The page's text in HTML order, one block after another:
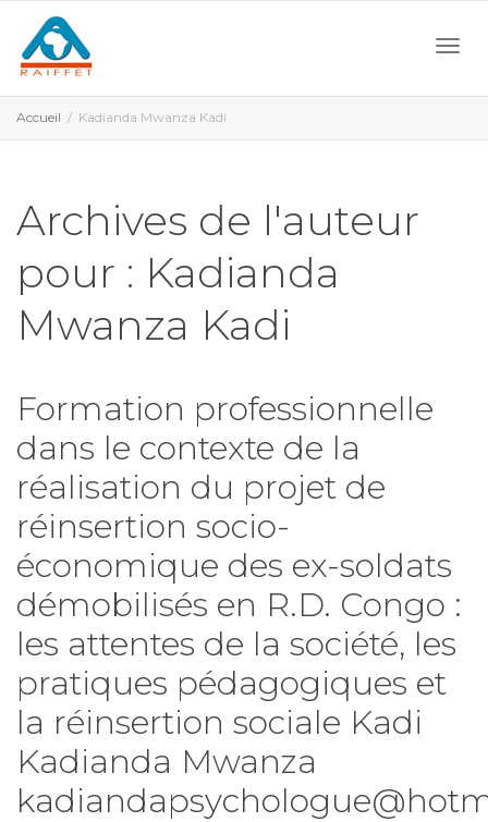
Accueil Kadianda Mwanza Kadi
Archives de l'auteur
pour : Kadianda
Mwanza Kadi
Formation professionnelle
dans le contexte de la
réalisation du projet de
réinsertion socio-
économique des ex-soldats
démobilisés en R.D. Congo :
les attentes de la société, les
pratiques pédagogiques et
la réinsertion sociale Kadi
Kadianda Mwanza